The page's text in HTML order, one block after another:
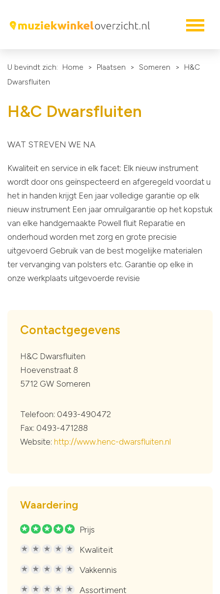
U bevindt zich: Home > Plaatsen > Someren >
H&C
Dwarsfluiten
H&C Dwarsfluiten
WAT STREVEN WE NA
Kwaliteit en service in elk facet: Elk nieuw instrument
wordt door ons geïnspecteerd en afgeregeld voordat u
het in handen krijgt Een jaar volledige garantie op elk
nieuw instrument Een jaar omruilgarantie op het kopstuk
van elke handgemaakte Powell fluit Reparatie en
onderhoud worden met zorg en grote precisie
uitgevoerd Gebruik van de best mogelijke materialen
ter vervanging van polsters etc. Garantie op elke in
onze werkplaats uitgevoerde revisie
Contactgegevens
H&C Dwarsfluiten
Hoevenstraat 8
5712 GW Someren
Telefoon: 0493-490472
Fax: 0493-471288
Website: http://www.henc-dwarsfluiten.nl
Waardering
R R R R R Prijs
R R R R R Kwaliteit
R R R R R Vakkennis
R R R R R Assortiment